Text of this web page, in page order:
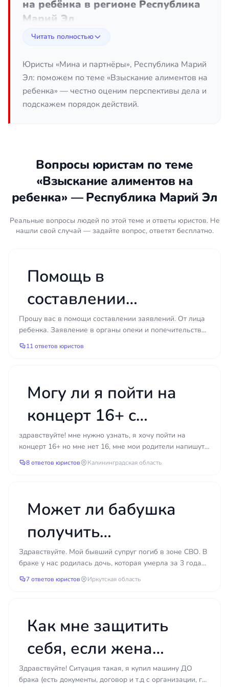
на ребёнка в регионе Республика
Марий Эл
Алименты — это не просьба, а законная
детей (ст. 80 СК РФ). Тем не менее тысячи семей в
регионе Республика Марий Эл годами не
получают ни рубля: плательщик скрывает доходы,
меняет работу, уходит в статус самозанятого или
просто игнорирует судебное решение. Юрист по
бумажного решения, которое пылится в ящике
стола. Ниже разберём, как всё устроено по закону
и где обычно теряют деньги и время.
твёрдая сумма
В долях от дохода— на одного ребёнка
видов заработка и иного дохода
когда у должника есть стабильная
официальная зарплата.
В твёрдой денежной сумме
скрытый доход, получает зарплату в
иностранной валюте либо натурой,
является ИП или безработным (ст. 83 СК
РФ). Размер привязывается к
прожиточному минимуму на ребёнка в
регионе и подлежит индексации (ст. 117
СК РФ).
имеет несколько источников дохода
разной природы.
Ошибка многих: взыскивают только в долях, когда
поступления близки к нулю, потому что
«официальная прибыль ИП» минимальна.
Правильная стратегия — требовать твёрдую
Приказное и исковое
производство: что выбрать
Порядок обращения в суд зависит от
обстоятельств дела (гл. 11 ГПК РФ, ст. 122 ГПК
РФ):
Читать полностью
Юристы «Мина и партнёры», Республика Марий
Эл: поможем по теме «Взыскание алиментов на
ребенка» — честно оценим перспективы дела и
подскажем порядок действий.
Вопросы юристам по теме
«Взыскание алиментов на
ребенка» — Республика Марий Эл
Реальные вопросы людей по этой теме и ответы юристов. Не
нашли свой случай — задайте вопрос, ответят бесплатно.
Помощь в
составлении
заявлений.
Прошу вас в помощи составлении заявлений. От лица
ребенка. Заявление в органы опеки и попечительства
о защите прав несовершеннолетнего. Заявление о не...
11 ответов юристов
Могу ли я пойти на
концерт 16+ с
письменным
разрешением
здравствуйте! мне нужно узнать, я хочу пойти на
концерт 16+ но мне нет 16, мне мои родители напишут
от руки разрешения на родителя моей подруги, меня...
8 ответов юристов Калининградская область
Может ли бабушка
получить
свидетельство о
смерти моей дочери
Здравствуйте. Мой бывший супруг погиб в зоне СВО. В
браке у нас родилась дочь, которая умерла за 3 года
до бывшего супруга в возрасте 2 года 10 месяце...
7 ответов юристов Иркутская область
Как мне защитить
себя, если жена
притворяется
Здравствуйте! Ситуация такая, я купил машину ДО
брака (есть документы, договор и т.д с организации, где